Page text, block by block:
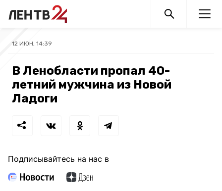
12 ИЮН, 14:39
В Ленобласти пропал 40-
летний мужчина из Новой
Ладоги
Подписывайтесь на нас в